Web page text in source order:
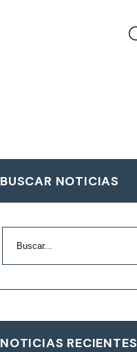
BUSCAR NOTICIAS
NOTICIAS RECIENTES